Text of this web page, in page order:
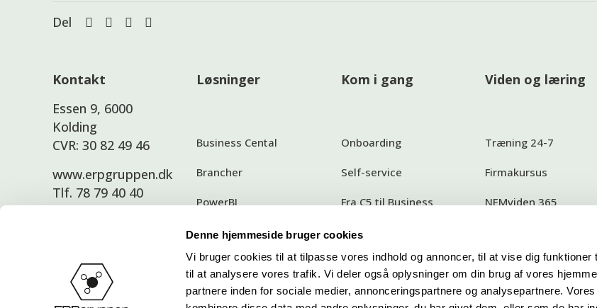
Denne hjemmeside bruger cookies
Vi bruger cookies til at tilpasse vores indhold og annoncer, til at vise dig funktioner
til at analysere vores trafik. Vi deler også oplysninger om din brug af vores
partnere inden for sociale medier, annonceringspartnere og analysepartnere.
Del
Kontakt
Essen 9, 6000
Kolding
CVR: 30 82 49 46
www.erpgruppen.dk
Tlf. 78 79 40 40
Medarbejdere
Løsninger
Business Cental
Brancher
PowerBI
E-Commerce
Power Platform
Apps og tillægsløsninger
Kom i gang
Onboarding
Self-service
Fra C5 til Business
Viden og læring
Træning 24-7
Firmakursus
NEMviden 365